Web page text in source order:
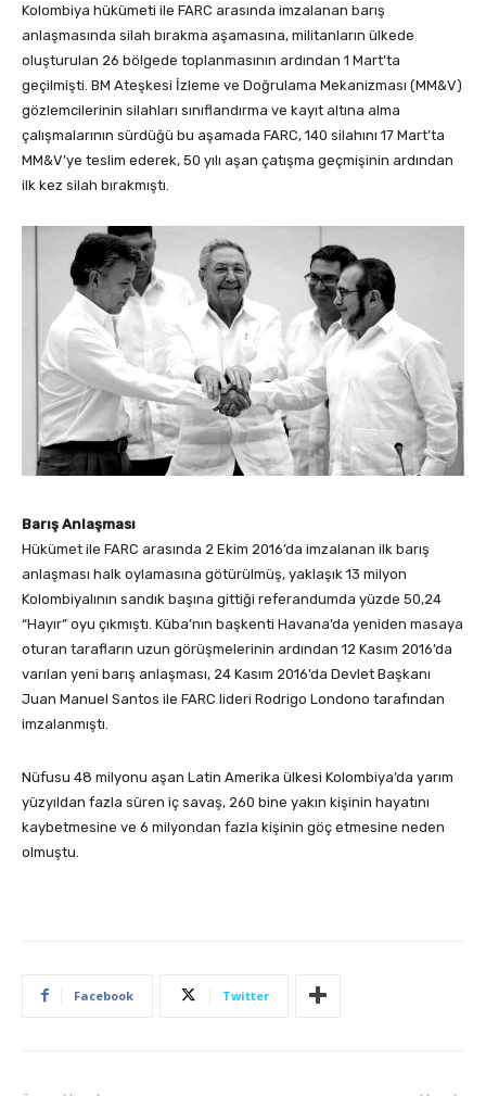
Kolombiya hükümeti ile FARC arasında imzalanan barış
anlaşmasında silah bırakma aşamasına, militanların ülkede
oluşturulan 26 bölgede toplanmasının ardından 1 Mart’ta
geçilmişti. BM Ateşkesi İzleme ve Doğrulama Mekanizması (MM&V)
gözlemcilerinin silahları sınıflandırma ve kayıt altına alma
çalışmalarının sürdüğü bu aşamada FARC, 140 silahını 17 Mart’ta
MM&V’ye teslim ederek, 50 yılı aşan çatışma geçmişinin ardından
ilk kez silah bırakmıştı.
Barış Anlaşması
Hükümet ile FARC arasında 2 Ekim 2016’da imzalanan ilk barış
anlaşması halk oylamasına götürülmüş, yaklaşık 13 milyon
Kolombiyalının sandık başına gittiği referandumda yüzde 50,24
“Hayır” oyu çıkmıştı. Küba’nın başkenti Havana’da yeniden masaya
oturan tarafların uzun görüşmelerinin ardından 12 Kasım 2016’da
varılan yeni barış anlaşması, 24 Kasım 2016’da Devlet Başkanı
Juan Manuel Santos ile FARC lideri Rodrigo Londono tarafından
imzalanmıştı.
Nüfusu 48 milyonu aşan Latin Amerika ülkesi Kolombiya’da yarım
yüzyıldan fazla süren iç savaş, 260 bine yakın kişinin hayatını
kaybetmesine ve 6 milyondan fazla kişinin göç etmesine neden
olmuştu.
Facebook Twitter